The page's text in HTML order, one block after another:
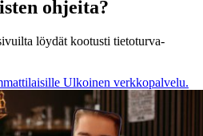
ohjeita?
löydät kootusti tietoturva-
Ulkoinen verkkopalvelu.